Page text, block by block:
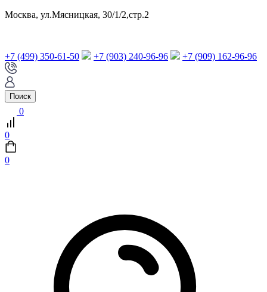
Москва, ул.Мясницкая, 30/1/2,стр.2
+7 (499) 350-61-50 +7 (903) 240-96-96 +7 (909) 162-96-96
Поиск
0
0
0